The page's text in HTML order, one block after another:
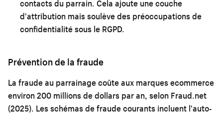
contacts du parrain. Cela ajoute une couche
d'attribution mais soulève des préoccupations de
confidentialité sous le RGPD.
Prévention de la fraude
La fraude au parrainage coûte aux marques ecommerce
environ 200 millions de dollars par an, selon Fraud.net
(2025). Les schémas de fraude courants incluent l'auto-